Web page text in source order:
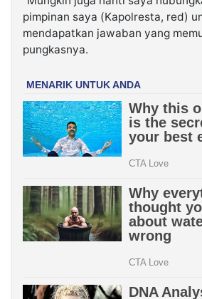
pimpinan saya (Kapolresta, red)
mendapatkan jawaban yang
pungkasnya.